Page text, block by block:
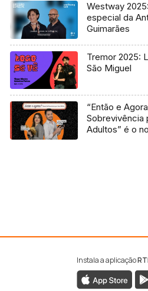
Westway
especial da
Guimarães
Tremor 2025:
São Miguel
“Então e
Sobrevivência
Adultos” é o
Instala a aplicação